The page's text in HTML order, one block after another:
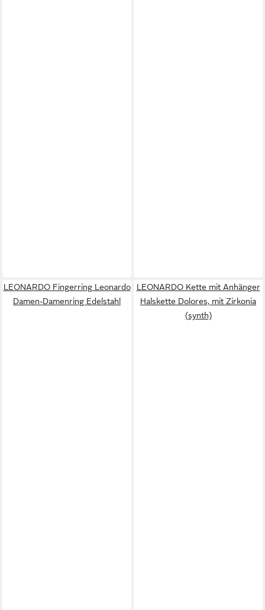
LEONARDO Fingerring Leonardo
Damen-Damenring Edelstahl
LEONARDO Kette mit Anhänger
Halskette Dolores, mit Zirkonia
(synth)